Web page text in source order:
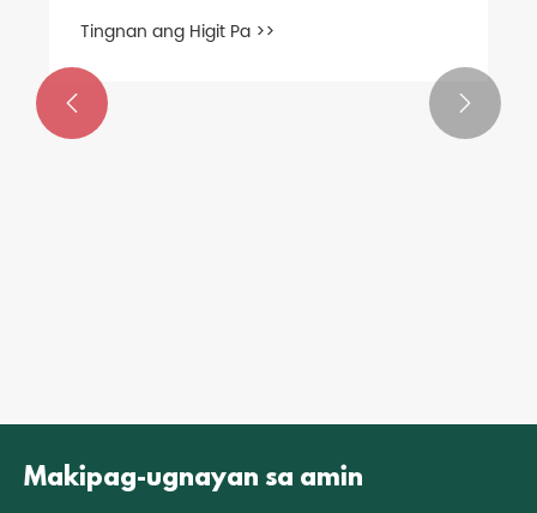
iimpake ng Pagkain?
Tingnan ang Higit Pa >>
 
Makipag-ugnayan sa amin